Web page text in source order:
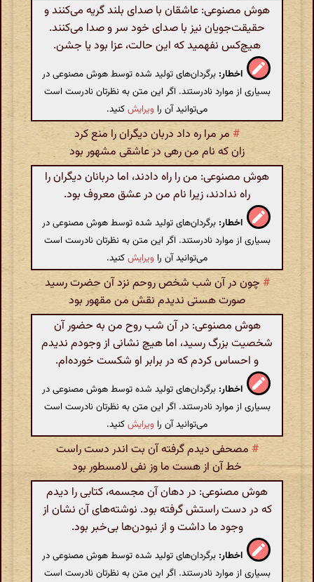
هوش مصنوعی: عاشقان با صدای بلند گریه می‌کنند و
حقیقت‌جویان نیز با صدای خود سر و صدا می‌کنند.
هیچ‌کس نفهمید که این حالت، عزا بود یا جشن.
اخطار: برگردان‌های تولید شده توسط هوش مصنوعی در
بسیاری از موارد نادرستند. اگر این متن به نظرتان نادرست است
می‌توانید آن را ویرایشکنید.
# مر مرا ره داد دربان دیگران را منع کرد
زان که نام من رهی در عاشقی مشهور بود
هوش مصنوعی: من را راه دادند، اما دربانان دیگران را
راه ندادند، زیرا نام من در عشق معروف بود.
اخطار: برگردان‌های تولید شده توسط هوش مصنوعی در
بسیاری از موارد نادرستند. اگر این متن به نظرتان نادرست است
می‌توانید آن را ویرایشکنید.
#چون در آن شب شخص روحم نزد آن حضرت رسید
صورت هستی ندیدم نقش من مقهور بود
هوش مصنوعی: در آن شب روح من به حضور آن
شخصیت بزرگ رسید، اما هیچ نشانی از وجودم ندیدم
و احساس کردم که در برابر او شکست خورده‌ام.
اخطار: برگردان‌های تولید شده توسط هوش مصنوعی در
بسیاری از موارد نادرستند. اگر این متن به نظرتان نادرست است
می‌توانید آن را ویرایشکنید.
# مصحفی دیدم گرفته آن بت اندر دست راست
خط آن از هست ما وز نفی لامسطور بود
هوش مصنوعی: در دهان آن مجسمه، کتابی را دیدم
که در دست راستش گرفته بود. نوشته‌های آن نشان از
وجود ما داشت و از نبودن‌ها بی‌خبر بود.
اخطار: برگردان‌های تولید شده توسط هوش مصنوعی در
بسیاری از موارد نادرستند. اگر این متن به نظرتان نادرست است